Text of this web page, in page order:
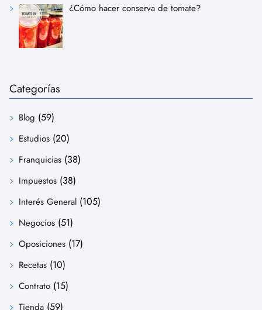
¿Cómo hacer conserva de tomate?
Categorías
Blog (59)
Estudios (20)
Franquicias (38)
Impuestos (38)
Interés General (105)
Negocios (51)
Oposiciones (17)
Recetas (10)
Contrato (15)
Tienda (59)